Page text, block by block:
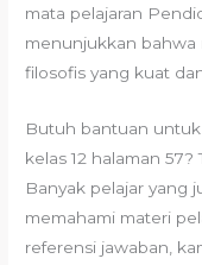
mata pelajaran
menunjukkan bahwa
filosofis yang kuat
Butuh bantuan
kelas 12 halaman
Banyak pelajar yang
memahami materi
referensi jawaban,